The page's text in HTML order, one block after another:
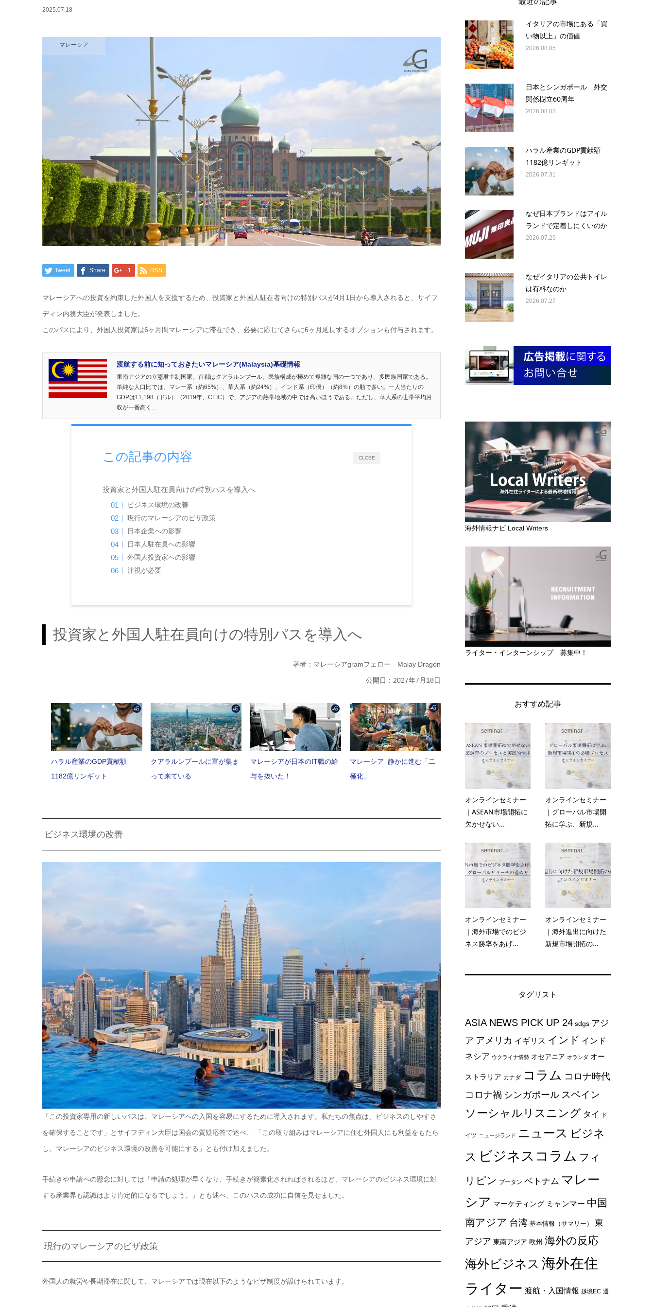
2025.07.18
マレーシア
Tweet Share +1 RSS
マレーシアへの投資を約束した外国人を支援するため、投資家と外国人駐在者向けの特別パスが4月1日から導入されると、サイフ
ディン内務大臣が発表しました。
このパスにより、外国人投資家は6ヶ月間マレーシアに滞在でき、必要に応じてさらに6ヶ月延長するオプションも付与されます。
渡航する前に知っておきたいマレーシア(Malaysia)基礎情報
東南アジアの立憲君主制国家。首都はクアラルンプール。民族構成が極めて複雑な国の一つであり、多民族国家である。
単純な人口比では、マレー系（約65%）、華人系（約24%）、インド系（印僑）（約8%）の順で多い。一人当たりの
GDPは11,198（ドル）（2019年、CEIC）で、アジアの熱帯地域の中では高いほうである。ただし、華人系の世帯平均月
収が一番高く…
CLOSE
この記事の内容
投資家と外国人駐在員向けの特別パスを導入へ
ビジネス環境の改善
現行のマレーシアのビザ政策
日本企業への影響
日本人駐在員への影響
外国人投資家への影響
注視が必要
投資家と外国人駐在員向けの特別パスを導入へ
著者：マレーシアgramフェロー Malay Dragon
公開日：2027年7月18日
ハラル産業のGDP貢献額
1182億リンギット
クアラルンプールに富が集ま
って来ている
マレーシアが日本のIT職の給
与を抜いた！
マレーシア 静かに進む「二
極化」
ビジネス環境の改善
「この投資家専用の新しいパスは、マレーシアへの入国を容易にするために導入されます。私たちの焦点は、ビジネスのしやすさ
を確保することです」とサイフディン大臣は国会の質疑応答で述べ、 「この取り組みはマレーシアに住む外国人にも利益をもたら
し、マレーシアのビジネス環境の改善を可能にする」とも付け加えました。
手続きや申請への懸念に対しては「申請の処理が早くなり、手続きが簡素化されればされるほど、マレーシアのビジネス環境に対
する産業界も認識はより肯定的になるでしょう。」とも述べ、このパスの成功に自信を見せました。
現行のマレーシアのビザ政策
外国人の就労や長期滞在に関して、マレーシアでは現在以下のようなビザ制度が設けられています。
イタリアの市場にある「買
い物以上」の価値
2026.08.05
日本とシンガポール 外交
関係樹立60周年
2026.08.03
ハラル産業のGDP貢献額
1182億リンギット
2026.07.31
なぜ日本ブランドはアイル
ランドで定着しにくいのか
2026.07.29
なぜイタリアの公共トイレ
は有料なのか
2026.07.27
海外情報ナビ Local Writers
ライター・インターンシップ 募集中！
おすすめ記事
seminar
オンラインセミナー
｜ASEAN市場開拓に
欠かせない...
seminar
オンラインセミナー
｜グローバル市場開
拓に学ぶ、新規...
seminar
オンラインセミナー
｜海外市場でのビジ
ネス勝率をあげ...
seminar
オンラインセミナー
｜海外進出に向けた
新規市場開拓の...
タグリスト
ASIA NEWS PICK UP 24 sdgs アジ
ア アメリカ イギリス インド インド
ネシア ウクライナ情勢 オセアニア オランダ オー
ストラリア カナダ コラム コロナ時代
コロナ禍 シンガポール スペイン
ソーシャルリスニング タイ ド
イツ ニュージランド ニュース ビジネ
ス ビジネスコラム フィ
リピン ブータン ベトナム マレー
シア マーケティング ミャンマー 中国
南アジア 台湾 基本情報（サマリー）
東
アジア 東南アジア 欧州 海外の反応
海外ビジネス 海外在住
ライター 渡航・入国情報 越境EC 週